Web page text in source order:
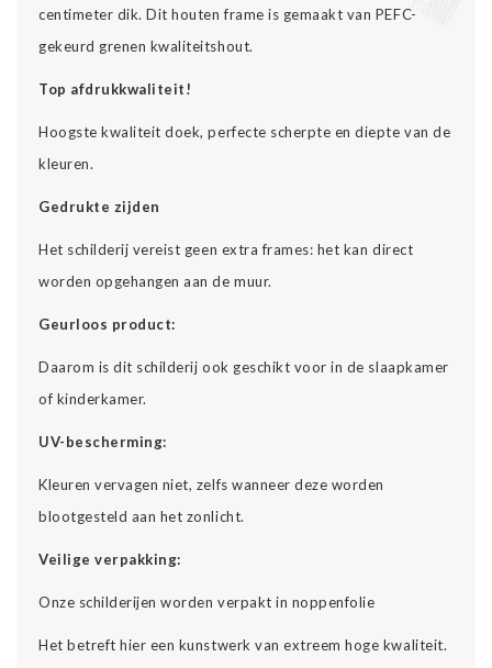
centimeter dik. Dit houten frame is gemaakt van PEFC-
gekeurd grenen kwaliteitshout.
Top afdrukkwaliteit!
Hoogste kwaliteit doek, perfecte scherpte en diepte van de
kleuren.
Gedrukte zijden
Het schilderij vereist geen extra frames: het kan direct
worden opgehangen aan de muur.
Geurloos product:
Daarom is dit schilderij ook geschikt voor in de slaapkamer
of kinderkamer.
UV-bescherming:
Kleuren vervagen niet, zelfs wanneer deze worden
blootgesteld aan het zonlicht.
Veilige verpakking:
Onze schilderijen worden verpakt in noppenfolie
Het betreft hier een kunstwerk van extreem hoge kwaliteit.